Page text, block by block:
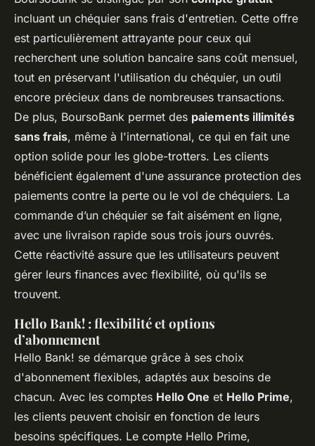
incluant un chéquier sans frais d'entretien. Cette offre
est particulièrement attrayante pour ceux qui
recherchent une solution bancaire sans coût mensuel,
tout en préservant l'utilisation du chéquier, un outil
encore précieux dans de nombreuses transactions.
De plus, BoursoBank permet des paiements illimités
sans frais, même à l'international, ce qui en fait une
option solide pour les globe-trotters. Les clients
bénéficient également d'une assurance protection des
paiements contre la perte ou le vol de chéquiers. La
commande d’un chéquier se fait aisément en ligne,
avec une livraison rapide sous trois jours ouvrés.
Cette réactivité assure que les utilisateurs peuvent
gérer leurs finances avec flexibilité, où qu'ils se
trouvent.
Hello Bank! : flexibilité et options
d’abonnement
Hello Bank! se démarque grâce à ses choix
d'abonnement flexibles, adaptés aux besoins de
chacun. Avec les comptes Hello One et Hello Prime,
les clients peuvent choisir en fonction de leurs
besoins spécifiques. Le compte Hello Prime,